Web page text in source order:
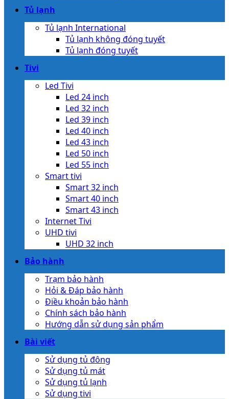
Tủ lạnh
Tủ lạnh International
Tủ lạnh không đóng tuyết
Tủ lạnh đóng tuyết
Tivi
Led Tivi
Led 24 inch
Led 32 inch
Led 39 inch
Led 40 inch
Led 43 inch
Led 50 inch
Led 55 inch
Smart tivi
Smart 32 inch
Smart 40 inch
Smart 43 inch
Internet Tivi
UHD tivi
UHD 32 inch
Bảo hành
Trạm bảo hành
Hỏi & Đáp bảo hành
Điều khoản bảo hành
Chính sách bảo hành
Hướng dẫn sử dụng sản phẩm
Bài viết
Sử dụng tủ đông
Sử dụng tủ mát
Sử dụng tủ lạnh
Sử dụng tivi